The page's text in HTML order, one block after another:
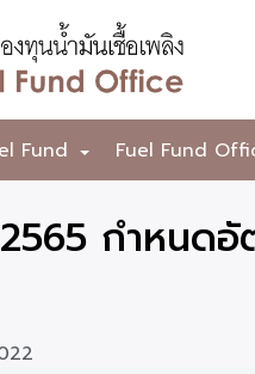
+
Fund Fuel Fund
กำหนด